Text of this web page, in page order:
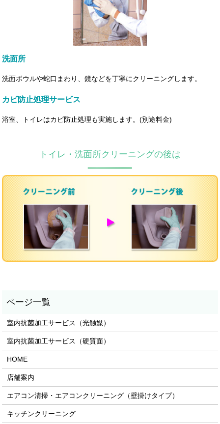
洗面所
洗面ボウルや蛇口まわり、鏡などを丁寧にクリーニングします。
カビ防止処理サービス
浴室、トイレはカビ防止処理も実施します。(別途料金)
トイレ・洗面所クリーニングの後は
室内抗菌加工サービス（光触媒）
室内抗菌加工サービス（硬質面）
HOME
店舗案内
エアコン清掃・エアコンクリーニング（壁掛けタイプ）
キッチンクリーニング